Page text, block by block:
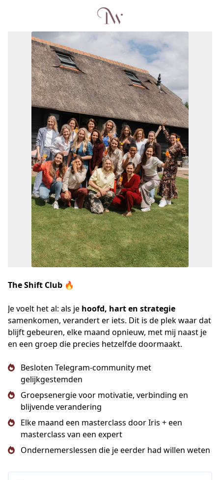
The Shift Club 🔥
Je voelt het al: als je hoofd, hart en strategie
samenkomen, verandert er iets. Dit is de plek waar dat
blijft gebeuren, elke maand opnieuw, met mij naast je
en een groep die precies hetzelfde doormaakt.
Besloten Telegram-community met
gelijkgestemden
Groepsenergie voor motivatie, verbinding en
blijvende verandering
Elke maand een masterclass door Iris + een
masterclass van een expert
Ondernemerslessen die je eerder had willen weten